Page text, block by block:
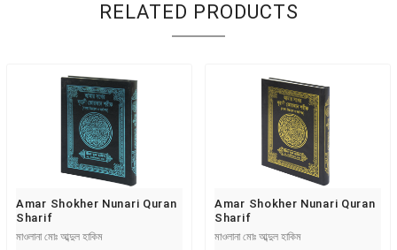
RELATED PRODUCTS
Amar Shokher Nunari Quran
Sharif
মাওলানা মোঃ আব্দুল হাকিম
Amar Shokher Nunari Quran
Sharif
মাওলানা মোঃ আব্দুল হাকিম